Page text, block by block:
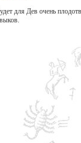
для Дев очень